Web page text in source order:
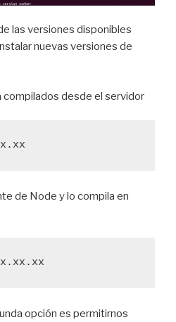
las versiones disponibles
nuevas versiones de
compilados desde el servidor
de Node y lo compila en
opción es permitirnos